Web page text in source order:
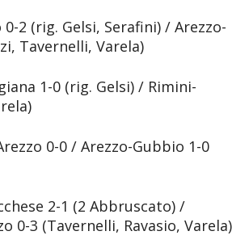
0-2 (rig. Gelsi, Serafini) / Arezzo-
Tavernelli, Varela)
1-0 (rig. Gelsi) / Rimini-
0-0 / Arezzo-Gubbio 1-0
2-1 (2 Abbruscato) /
0-3 (Tavernelli, Ravasio, Varela)